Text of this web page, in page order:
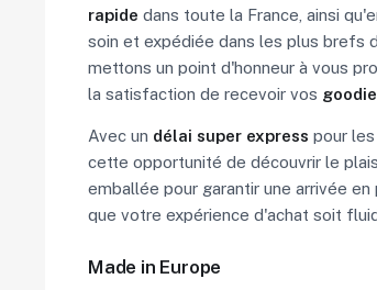
rapide dans toute la France, ainsi
soin et expédiée dans les plus brefs
mettons un point d'honneur à vous
la satisfaction de recevoir vos
Avec un délai super express pour
cette opportunité de découvrir le
emballée pour garantir une arrivée
que votre expérience d'achat soit
Made in Europe